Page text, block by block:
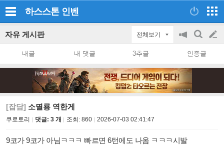
하스스톤 인벤
자유 게시판 전체보기
공
on/off
검
색
글
쓰
내글 내 댓글 3추글 인증글
[잡담] 소멸룡 역한게
쿠로토리 댓글: 3 개 조회: 860 2026-07-03 02:41:47
9코가 9코가 아님ㅋㅋㅋ 빠르면 6턴에도 나옴 ㅋㅋㅋ시발